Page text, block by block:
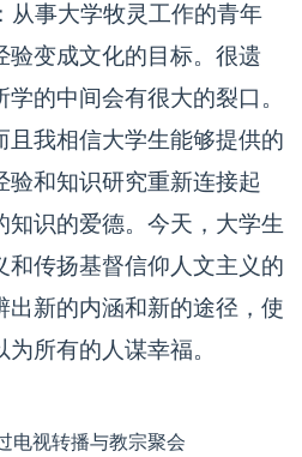
事大学牧灵工作的青年
验变成文化的目标。很遗
的中间会有很大的裂口。
且我相信大学生能够提供的
验和知识研究重新连接起
知识的爱德。今天，大学生
和传扬基督信仰人文主义的
出新的内涵和新的途径，使
所有的人谋幸福。
电视转播与教宗聚会